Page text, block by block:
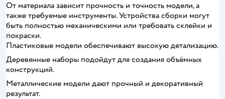
От материала зависит прочность и точность модели, а
также требуемые инструменты. Устройства сборки могут
быть полностью механическими или требовать склейки и
покраски.
Пластиковые модели обеспечивают высокую детализацию.
Деревянные наборы подойдут для создания объёмных
конструкций.
Металлические модели дают прочный и декоративный
результат.